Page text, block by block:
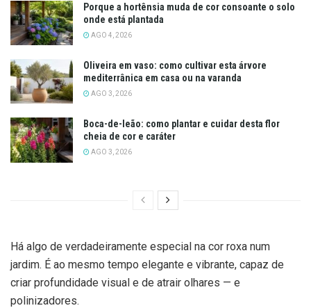
Porque a hortênsia muda de cor consoante o solo
onde está plantada
AGO 4, 2026
Oliveira em vaso: como cultivar esta árvore
mediterrânica em casa ou na varanda
AGO 3, 2026
Boca-de-leão: como plantar e cuidar desta flor
cheia de cor e caráter
AGO 3, 2026
Há algo de verdadeiramente especial na cor roxa num
jardim. É ao mesmo tempo elegante e vibrante, capaz de
criar profundidade visual e de atrair olhares — e
polinizadores.